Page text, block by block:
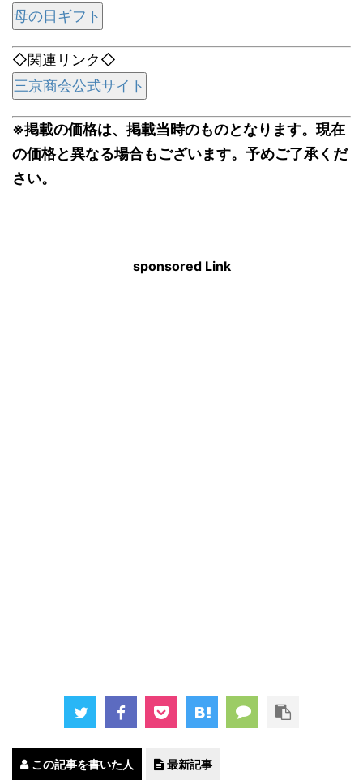
母の日ギフト
◇関連リンク◇
三京商会公式サイト
※掲載の価格は、掲載当時のものとなります。現在
の価格と異なる場合もございます。予めご了承くだ
さい。
sponsored Link
この記事を書いた人 最新記事